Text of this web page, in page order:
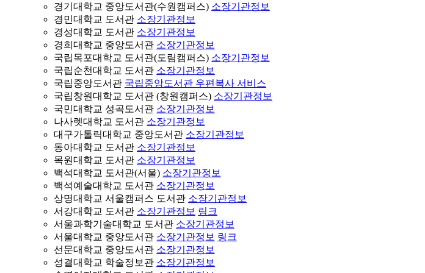
경기대학교 중앙도서관(수원캠퍼스) 소장기관정보
경민대학교 도서관 소장기관정보
경성대학교 도서관 소장기관정보
경희대학교 중앙도서관 소장기관정보
국립목포대학교 도서관(도림캠퍼스) 소장기관정보
국립순천대학교 도서관 소장기관정보
국립중앙도서관 국립중앙도서관 우편복사 서비스
국립창원대학교 도서관 (창원캠퍼스) 소장기관정보
국민대학교 성곡도서관 소장기관정보
나사렛대학교 도서관 소장기관정보
대구가톨릭대학교 중앙도서관 소장기관정보
동아대학교 도서관 소장기관정보
목원대학교 도서관 소장기관정보
백석대학교 도서관(서울) 소장기관정보
백석예술대학교 도서관 소장기관정보
상명대학교 서울캠퍼스 도서관 소장기관정보
서강대학교 도서관 소장기관정보 링크
서울과학기술대학교 도서관 소장기관정보
서울대학교 중앙도서관 소장기관정보 링크
선문대학교 중앙도서관 소장기관정보
성결대학교 학술정보관 소장기관정보